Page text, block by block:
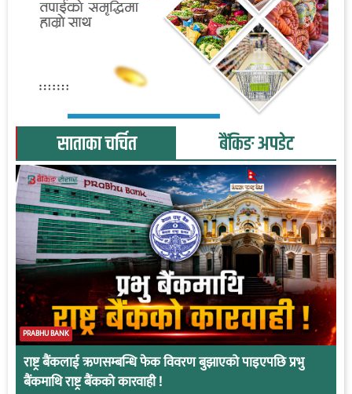
साताका चर्चित बैंकिङ अपडेट
PRABHU BANK
राष्ट्र बैंकलाई ऋणसम्बन्धि फेक विवरण बुझाएको पाइएपछि प्रभु
बैंकमाथि राष्ट्र बैंकको कारवाही !